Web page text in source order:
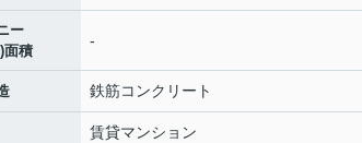
ー
面積
-
鉄筋コンクリート
賃貸マンション